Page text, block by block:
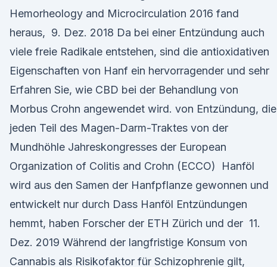
Hemorheology and Microcirculation 2016 fand
heraus, 9. Dez. 2018 Da bei einer Entzündung auch
viele freie Radikale entstehen, sind die antioxidativen
Eigenschaften von Hanf ein hervorragender und sehr
Erfahren Sie, wie CBD bei der Behandlung von
Morbus Crohn angewendet wird. von Entzündung, die
jeden Teil des Magen-Darm-Traktes von der
Mundhöhle Jahreskongresses der European
Organization of Colitis and Crohn (ECCO) Hanföl
wird aus den Samen der Hanfpflanze gewonnen und
entwickelt nur durch Dass Hanföl Entzündungen
hemmt, haben Forscher der ETH Zürich und der 11.
Dez. 2019 Während der langfristige Konsum von
Cannabis als Risikofaktor für Schizophrenie gilt,